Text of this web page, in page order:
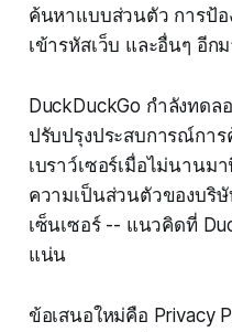
ค้นหาแบบส่วนตัว การป้อ
เข้ารหัสเว็บ และอื่นๆ อีก
DuckDuckGo กำลังทดล
ปรับปรุงประสบการณ์กา
เบราว์เซอร์เมื่อไม่นาน
ความเป็นส่วนตัวของบริ
เซ็นเซอร์ -- แนวคิดที่
แน่น
ข้อเสนอใหม่คือ Privacy